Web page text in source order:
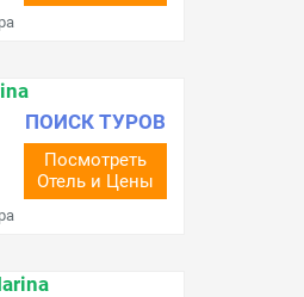
ПОИСК ТУРОВ
Посмотреть
Отель и Цены